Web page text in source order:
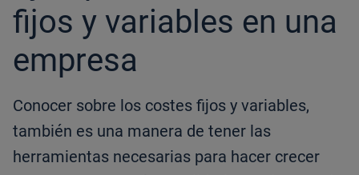
fijos y variables en una
empresa
Conocer sobre los costes fijos y variables,
también es una manera de tener las
herramientas necesarias para hacer crecer